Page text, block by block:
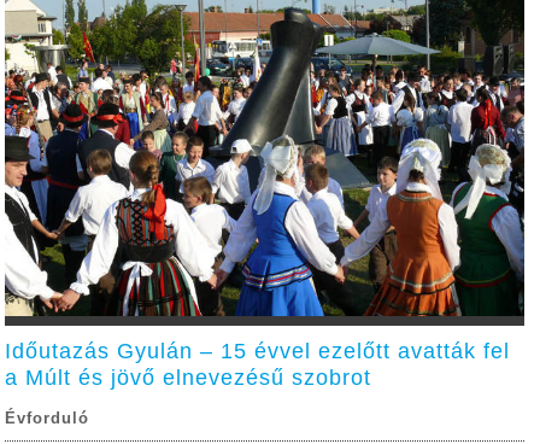
Időutazás Gyulán – 15 évvel ezelőtt avatták fel
a Múlt és jövő elnevezésű szobrot
Évforduló